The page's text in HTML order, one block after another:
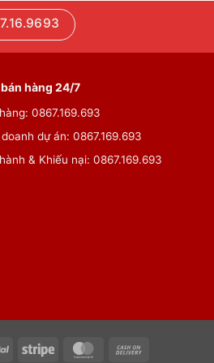
hàng 24/7
0867.169.693
dự án: 0867.169.693
& Khiếu nại: 0867.169.693
PayPal Stripe MasterCard